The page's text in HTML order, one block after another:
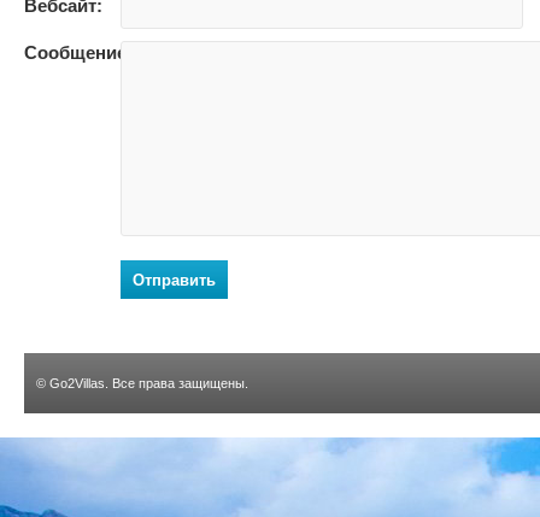
Вебсайт:
Сообщение:
Отправить
© Go2Villas . Все права защищены.